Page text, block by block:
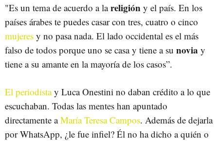
"Es un tema de acuerdo a lareligión y el país. En los
países árabes te puedes casar con tres, cuatro o cinco
mujeres y no pasa nada. El lado occidental es el más
falso de todos porque uno se casa y tiene a su novia y
tiene a su amante en la mayoría de los casos”.
El periodistay Luca Onestini no daban crédito a lo que
escuchaban. Todas las mentes han apuntado
directamente aMaría Teresa Campos. Además de dejarla
por WhatsApp, ¿le fue infiel? Él no ha dicho a quién o